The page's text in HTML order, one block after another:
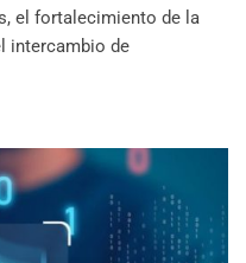
el fortalecimiento de la
intercambio de